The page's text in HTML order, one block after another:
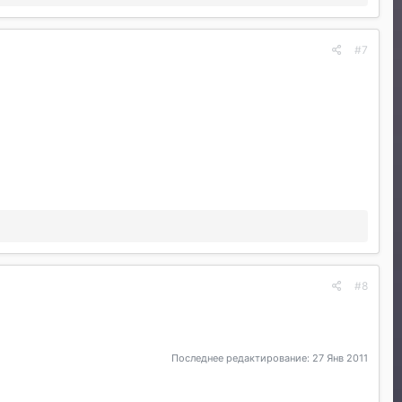
#7
#8
Последнее редактирование: 27 Янв 2011